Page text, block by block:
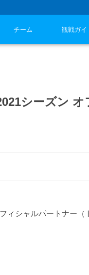
チーム 観戦ガイ
シーズン
ィシャルパートナー